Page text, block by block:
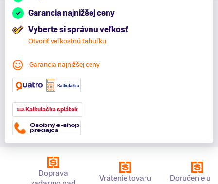
Garancia najnižšej ceny
Vyberte si správnu veľkosť
Otvoriť veľkostnú tabuľku
Garancia najnižšej ceny
Kalkulačka splátok
Doprava
Vrátenie tovaru
Doručenie už